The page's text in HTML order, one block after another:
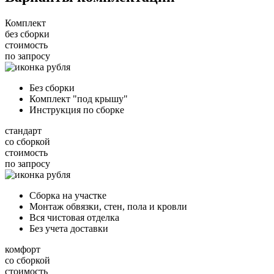
Комплект
без сборки
стоимость
по запросу
Без сборки
Комплект "под крышу"
Инструкция по сборке
стандарт
со сборкой
стоимость
по запросу
Сборка на участке
Монтаж обвязки, стен, пола и кровли
Вся чистовая отделка
Без учета доставки
комфорт
со сборкой
стоимость